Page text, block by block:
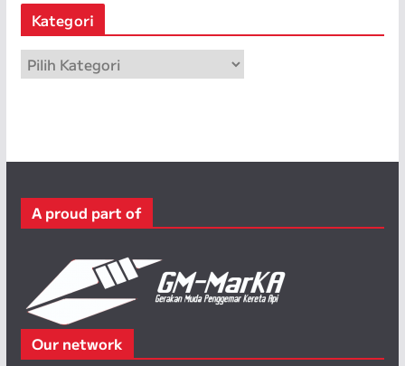
p
Kategori
a
r
A proud part of
Our network